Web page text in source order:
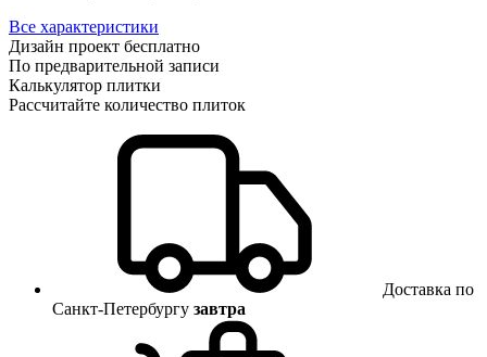
Все характеристики
Дизайн проект бесплатно
По предварительной записи
Калькулятор плитки
Рассчитайте количество плиток
Доставка по
Санкт-Петербургу завтра